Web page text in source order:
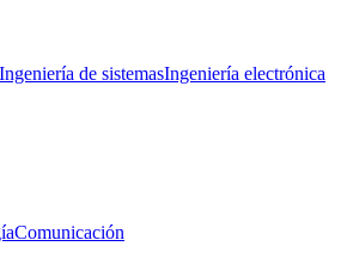
Ingeniería de sistemasIngeniería electrónica
Comunicación